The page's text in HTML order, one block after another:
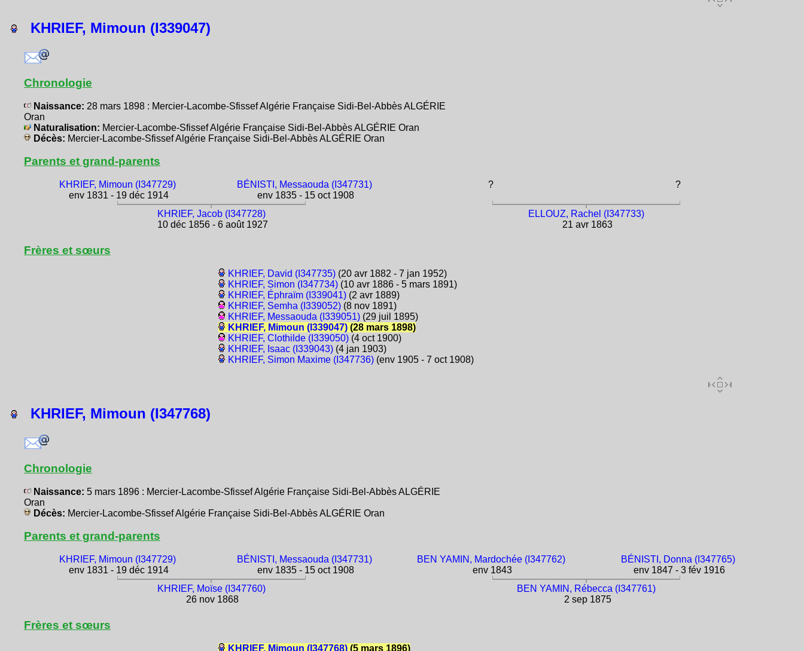
KHRIEF, Mimoun (I339047)
Chronologie
Naissance: 28 mars 1898 : Mercier-Lacombe-Sfissef Algérie Française Sidi-Bel-Abbès ALGÉRIE
Oran
Naturalisation: Mercier-Lacombe-Sfissef Algérie Française Sidi-Bel-Abbès ALGÉRIE Oran
Décès: Mercier-Lacombe-Sfissef Algérie Française Sidi-Bel-Abbès ALGÉRIE Oran
Parents et grand-parents
KHRIEF, Mimoun (I347729)
env 1831 - 19 déc 1914
BÉNISTI, Messaouda (I347731)
env 1835 - 15 oct 1908
? ?
KHRIEF, Jacob (I347728)
10 déc 1856 - 6 août 1927
ELLOUZ, Rachel (I347733)
21 avr 1863
Frères et sœurs
KHRIEF, David (I347735) (20 avr 1882 - 7 jan 1952)
KHRIEF, Simon (I347734) (10 avr 1886 - 5 mars 1891)
KHRIEF, Éphraïm (I339041) (2 avr 1889)
KHRIEF, Semha (I339052) (8 nov 1891)
KHRIEF, Messaouda (I339051) (29 juil 1895)
KHRIEF, Mimoun (I339047) (28 mars 1898)
KHRIEF, Clothilde (I339050) (4 oct 1900)
KHRIEF, Isaac (I339043) (4 jan 1903)
KHRIEF, Simon Maxime (I347736) (env 1905 - 7 oct 1908)
KHRIEF, Mimoun (I347768)
Chronologie
Naissance: 5 mars 1896 : Mercier-Lacombe-Sfissef Algérie Française Sidi-Bel-Abbès ALGÉRIE
Oran
Décès: Mercier-Lacombe-Sfissef Algérie Française Sidi-Bel-Abbès ALGÉRIE Oran
Parents et grand-parents
KHRIEF, Mimoun (I347729)
env 1831 - 19 déc 1914
BÉNISTI, Messaouda (I347731)
env 1835 - 15 oct 1908
BEN YAMIN, Mardochée (I347762)
env 1843
BÉNISTI, Donna (I347765)
env 1847 - 3 fév 1916
KHRIEF, Moïse (I347760)
26 nov 1868
BEN YAMIN, Rébecca (I347761)
2 sep 1875
Frères et sœurs
KHRIEF, Mimoun (I347768) (5 mars 1896)